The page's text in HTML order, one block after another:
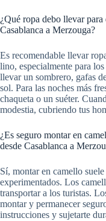
¿Qué ropa debo llevar
Casablanca a Merzouga?
Es recomendable llevar
lino, especialmente para
llevar un sombrero, gafas
sol. Para las noches más
chaqueta o un suéter.
modestia, cubriendo tus
¿Es seguro montar en
desde Casablanca a
Sí, montar en camello
experimentados. Los
transportar a los turistas.
montar y permanecer
instrucciones y sujetarte